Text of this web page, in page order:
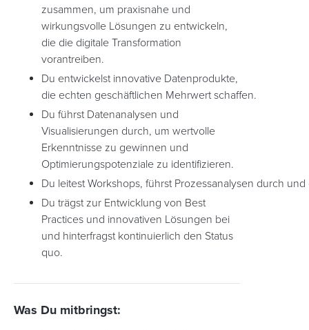
zusammen, um praxisnahe und
wirkungsvolle Lösungen zu entwickeln,
die die digitale Transformation
vorantreiben.
Du entwickelst innovative Datenprodukte,
die echten geschäftlichen Mehrwert schaffen.
Du führst Datenanalysen und
Visualisierungen durch, um wertvolle
Erkenntnisse zu gewinnen und
Optimierungspotenziale zu identifizieren.
Du leitest Workshops, führst Prozessanalysen durch
Du trägst zur Entwicklung von Best
Practices und innovativen Lösungen bei
und hinterfragst kontinuierlich den Status
quo.
Was Du mitbringst: